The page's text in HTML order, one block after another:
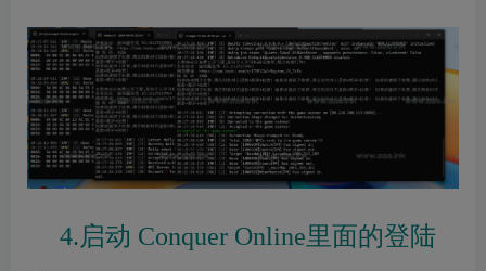
4.启动 Conquer Online里面的登陆